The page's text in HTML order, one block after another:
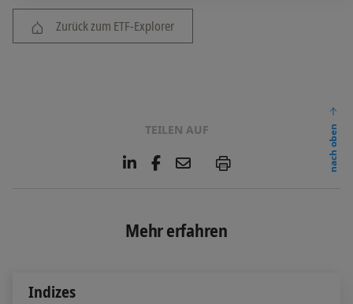
Zurück zum ETF-Explorer
TEILEN AUF
L
e
d
F
o
E
l
P
nach oben
Mehr erfahren
Indizes